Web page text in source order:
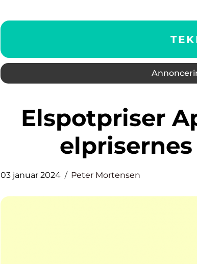
Elspotpriser App: Få styr på
03 januar 2024 Peter Mortensen